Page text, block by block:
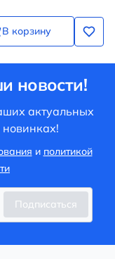
В корзину
новости!
актуальных
и политикой
Подписаться